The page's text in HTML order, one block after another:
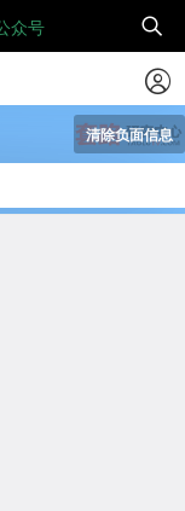
众号
清除负面信息